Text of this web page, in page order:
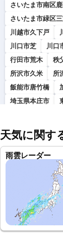
さいたま市南区
さいたま市緑区
川越市久下戸
川口市芝
川口
行田市荒木
秩
所沢市久米
所
飯能市唐竹橋
埼玉県本庄市
埼玉県狭山市
上尾市原市
草加市西町
埼玉県入間市南峯
新
埼玉県久喜市(栗
坂戸市柳町
日高市馬引沢
天気に関す
雨雲レーダー